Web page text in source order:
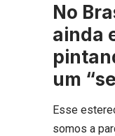
No
ainda
um
Esse
somos a